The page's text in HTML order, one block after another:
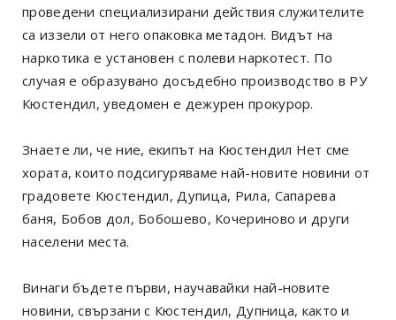
проведени специализирани действия служителите
са иззели от него опаковка метадон. Видът на
наркотика е установен с полеви наркотест. По
случая е образувано досъдебно производство в РУ
Кюстендил, уведомен е дежурен прокурор.
Знаете ли, че ние, екипът на Кюстендил Нет сме
хората, които подсигуряваме най-новите новини от
градовете Кюстендил, Дупица, Рила, Сапарева
баня, Бобов дол, Бобошево, Кочериново и други
населени места.
Винаги бъдете първи, научавайки най-новите
новини, свързани с Кюстендил, Дупница, както и